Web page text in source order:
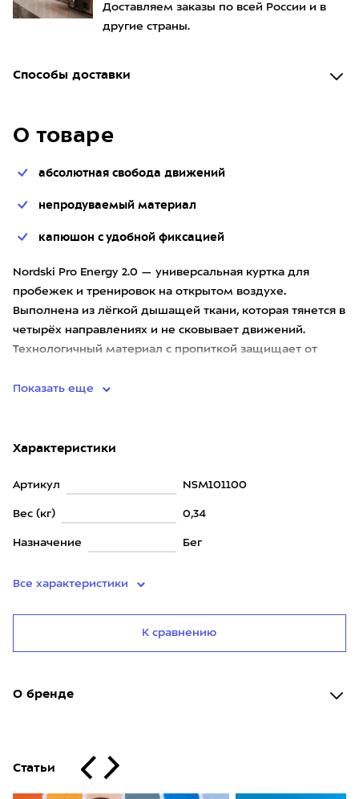
Доставляем заказы по всей России и в
другие страны.
Способы доставки
О товаре
абсолютная свобода движений
непродуваемый материал
капюшон с удобной фиксацией
Nordski Pro Energy 2.0 — универсальная куртка для
пробежек и тренировок на открытом воздухе.
Выполнена из лёгкой дышащей ткани, которая тянется в
четырёх направлениях и не сковывает движений.
Технологичный материал с пропиткой защищает от
Показать еще
Характеристики
Артикул NSM101100
Вес (кг) 0,34
Назначение Бег
Все характеристики
К сравнению
О бренде
Статьи